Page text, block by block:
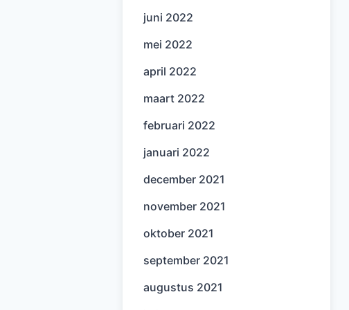
juni 2022
mei 2022
april 2022
maart 2022
februari 2022
januari 2022
december 2021
november 2021
oktober 2021
september 2021
augustus 2021